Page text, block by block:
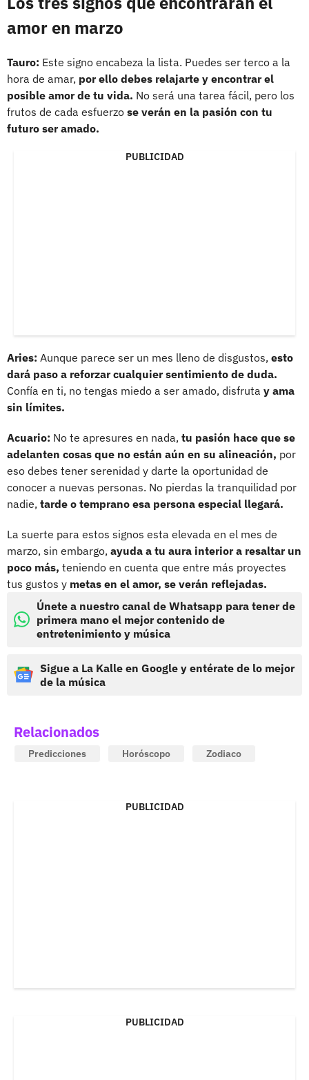
amor en marzo
Tauro: Este signo encabeza la lista. Puedes ser terco a la
hora de amar, por ello debes relajarte y encontrar el
posible amor de tu vida. No será una tarea fácil, pero los
frutos de cada esfuerzo se verán en la pasión con tu
futuro ser amado.
PUBLICIDAD
Aries: Aunque parece ser un mes lleno de disgustos, esto
dará paso a reforzar cualquier sentimiento de duda.
Confía en ti, no tengas miedo a ser amado, disfruta y ama
sin límites.
Acuario: No te apresures en nada, tu pasión hace que se
adelanten cosas que no están aún en su alineación, por
eso debes tener serenidad y darte la oportunidad de
conocer a nuevas personas. No pierdas la tranquilidad por
nadie, tarde o temprano esa persona especial llegará.
La suerte para estos signos esta elevada en el mes de
marzo, sin embargo, ayuda a tu aura interior a resaltar un
poco más, teniendo en cuenta que entre más proyectes
tus gustos y metas en el amor, se verán reflejadas.
Únete a nuestro canal de Whatsapp para tener de
primera mano el mejor contenido de
entretenimiento y música
Sigue a La Kalle en Google y entérate de lo mejor
de la música
Relacionados
Predicciones Horóscopo Zodiaco
PUBLICIDAD
PUBLICIDAD